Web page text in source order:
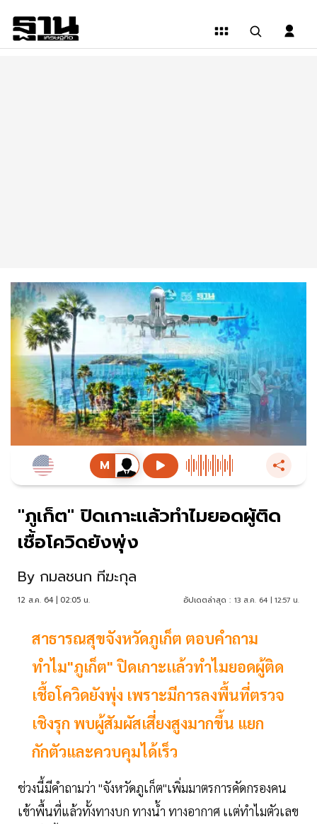
"ภูเก็ต" ปิดเกาะเเล้วทำไมยอดผู้ติด
เชื้อโควิดยังพุ่ง
By กมลชนก ทีฆะกุล
12 ส.ค. 64 | 02:05 น. อัปเดตล่าสุด : 13 ส.ค. 64 | 12:57 น.
สาธารณสุขจังหวัดภูเก็ต ตอบคำถาม
ทำไม"ภูเก็ต" ปิดเกาะเเล้วทำไมยอดผู้ติด
เชื้อโควิดยังพุ่ง เพราะมีการลงพื้นที่ตรวจ
เชิงรุก พบผู้สัมผัสเสี่ยงสูงมากขึ้น แยก
กักตัวและควบคุมได้เร็ว
ช่วงนี้มีคำถามว่า "จังหวัดภูเก็ต"เพิ่มมาตรการคัดกรองคน
เข้าพื้นที่แล้วทั้งทางบก ทางน้ำ ทางอากาศ เเต่ทำไมตัวเลข